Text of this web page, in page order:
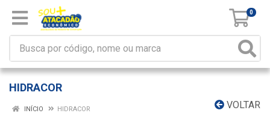
0
HIDRACOR
VOLTAR
INÍCIO HIDRACOR